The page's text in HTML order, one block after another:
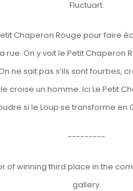
Fluctuart.
Chaperon Rouge pour faire
rue. On y voit le Petit
ne sait pas s’ils sont fourbes,
croise un homme. Ici Le Petit
si le Loup se transforme en
---------
of winning third place in the
gallery.